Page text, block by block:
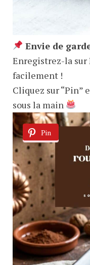
Envie de
Enregistrez-la
facilement !
Cliquez sur “Pin”
sous la main
Pin